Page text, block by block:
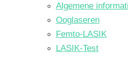
Algemene
Ooglaseren
Femto-LASIK
LASIK-Test